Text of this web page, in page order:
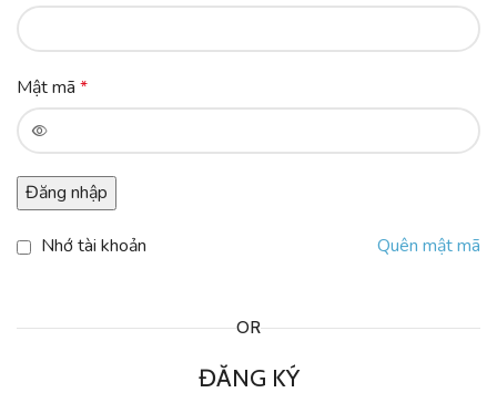
Mật mã *
Đăng nhập
Quên mật mã
Nhớ tài khoản
OR
ĐĂNG KÝ